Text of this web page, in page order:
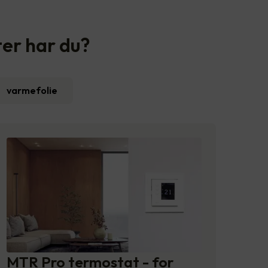
har du?
varmefolie
MTR Pro termostat - for